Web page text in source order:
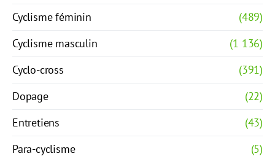
Cyclisme féminin
(489)
Cyclisme masculin
(1 136)
Cyclo-cross
(391)
Dopage
(22)
Entretiens
(43)
Para-cyclisme
(5)